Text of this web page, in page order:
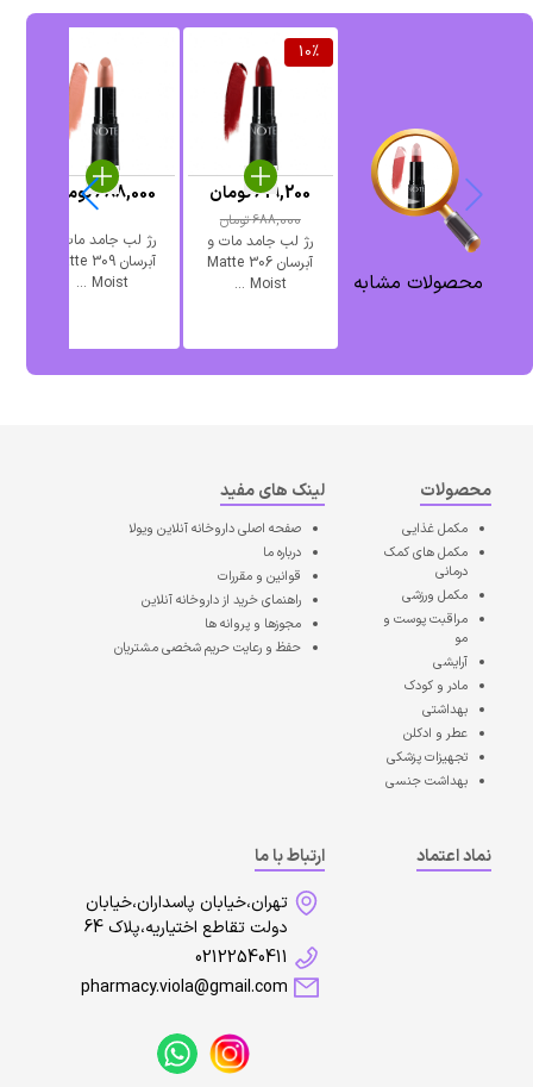
محصولات مشابه
10%
رژ لب جامد مات و
آبرسان 306 Matte
Moist ...
688,000تومان
619,200تومان
رژ لب جامد مات و
آبرسان 309 Matte
Moist ...
688,000تومان
محصولات
مکمل غذایی
مکمل های کمک
درمانی
مکمل ورزشی
مراقبت پوست و
مو
آرایشی
مادر و کودک
بهداشتی
عطر و ادکلن
تجهیزات پزشکی
بهداشت جنسی
لینک های مفید
صفحه اصلیداروخانه آنلاین ویولا
درباره ما
قوانین و مقررات
راهنمای خرید از داروخانه آنلاین
مجوزها و پروانه ها
حفظ و رعایت حریم شخصی مشتریان
نماد اعتماد
ارتباط با ما
تهران،خیابان پاسداران،خیابان
دولت تقاطع اختیاریه،پلاک 64
02122540411
pharmacy.viola@gmail.com